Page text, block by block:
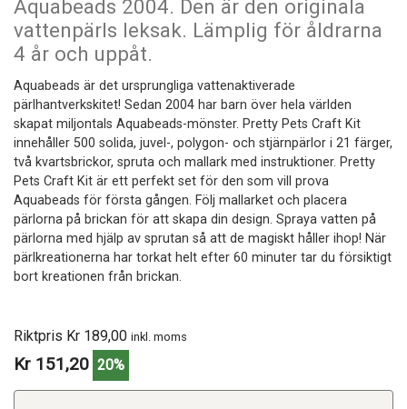
Aquabeads 2004. Den är den originala
vattenpärls leksak. Lämplig för åldrarna
4 år och uppåt.
Aquabeads är det ursprungliga vattenaktiverade
pärlhantverkskitet! Sedan 2004 har barn över hela världen
skapat miljontals Aquabeads-mönster. Pretty Pets Craft Kit
innehåller 500 solida, juvel-, polygon- och stjärnpärlor i 21 färger,
två kvartsbrickor, spruta och mallark med instruktioner. Pretty
Pets Craft Kit är ett perfekt set för den som vill prova
Aquabeads för första gången. Följ mallarket och placera
pärlorna på brickan för att skapa din design. Spraya vatten på
pärlorna med hjälp av sprutan så att de magiskt håller ihop! När
pärlkreationerna har torkat helt efter 60 minuter tar du försiktigt
bort kreationen från brickan.
Riktpris Kr 189,00 inkl. moms
Kr 151,20 20%